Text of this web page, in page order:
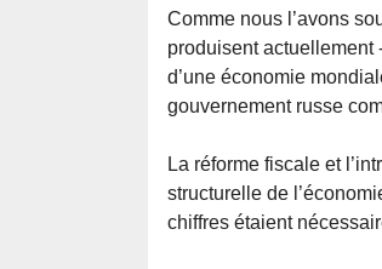
Comme nous l’avons
produisent actuellement
d’une économie
gouvernement russe
La réforme fiscale et
structurelle de
chiffres étaient